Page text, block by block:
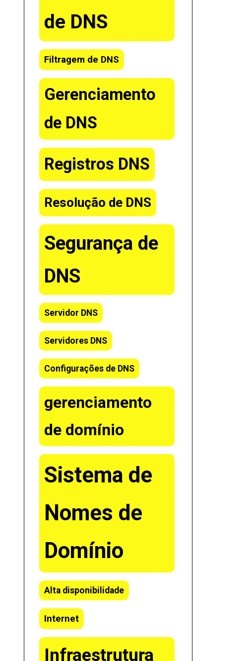
ens-cli set-address doriansdomain.eth 0x4e9ce36e442e55ecd9025b9a6e0d88485d628a67
de DNS
Filtragem de DNS
Gerenciamento
de DNS
Registros DNS
Resolução de DNS
Segurança de
DNS
Servidor DNS
Servidores DNS
Configurações de DNS
gerenciamento
de domínio
Sistema de
Nomes de
Domínio
Alta disponibilidade
Internet
Infraestrutura